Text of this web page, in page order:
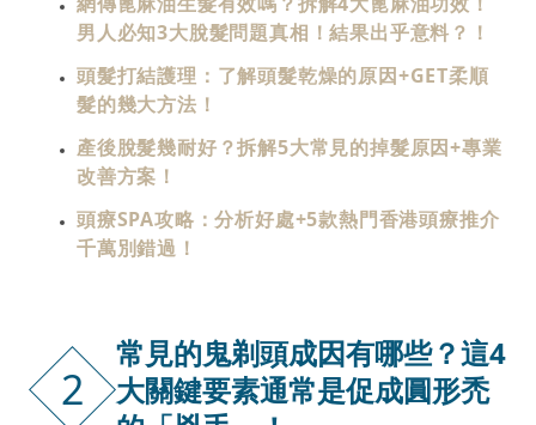
男人必知3大脫髮問題真相！結果出乎意料？！
頭髮打結護理：了解頭髮乾燥的原因+GET柔順
髮的幾大方法！
產後脫髮幾耐好？拆解5大常見的掉髮原因+專業
改善方案！
頭療SPA攻略：分析好處+5款熱門香港頭療推介
千萬別錯過！
2
常見的鬼剃頭成因有哪些？這4
大關鍵要素通常是促成圓形禿